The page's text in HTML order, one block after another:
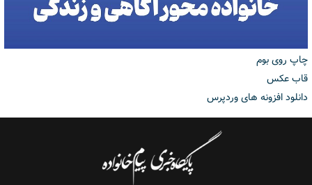
چاپ روی بوم
قاب عکس
دانلود افزونه های وردپرس